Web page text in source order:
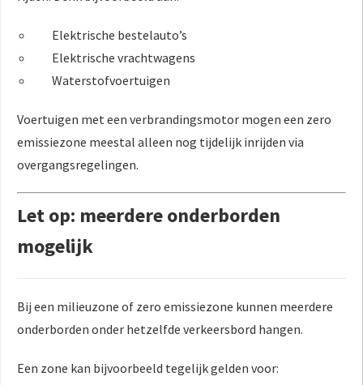
Elektrische bestelauto’s
Elektrische vrachtwagens
Waterstofvoertuigen
Voertuigen met een verbrandingsmotor mogen een zero
emissiezone meestal alleen nog tijdelijk inrijden via
overgangsregelingen.
Let op: meerdere onderborden
mogelijk
Bij een milieuzone of zero emissiezone kunnen meerdere
onderborden onder hetzelfde verkeersbord hangen.
Een zone kan bijvoorbeeld tegelijk gelden voor: